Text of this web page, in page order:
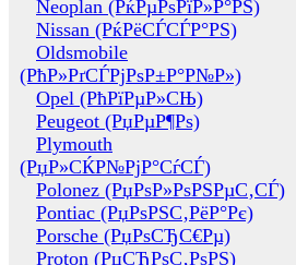
Neoplan (РќРµРѕРїР»Р°РЅ)
Nissan (РќРёСЃСЃР°РЅ)
Oldsmobile
(РћР»РґСЃРјРѕР±Р°Р№Р»)
Opel (РћРїРµР»СЊ)
Peugeot (РџРµР¶Рѕ)
Plymouth
(РџР»СЌР№РјР°СѓСЃ)
Polonez (РџРѕР»РѕРЅРµС‚СЃ)
Pontiac (РџРѕРЅС‚РёР°Рє)
Porsche (РџРѕСЂС€Рµ)
Proton (РџСЂРѕС‚РѕРЅ)